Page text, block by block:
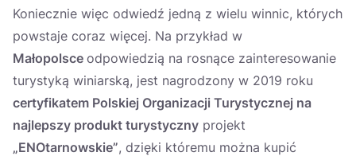
Koniecznie więc odwiedź jedną z wielu winnic, których
powstaje coraz więcej. Na przykład w
Małopolsce odpowiedzią na rosnące zainteresowanie
turystyką winiarską, jest nagrodzony w 2019 roku
certyfikatem Polskiej Organizacji Turystycznej na
najlepszy produkt turystyczny projekt
„ENOtarnowskie”, dzięki któremu można kupić